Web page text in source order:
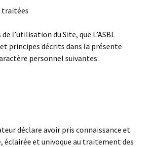
traitées
l’utilisation du Site, que L’ASBL
principes décrits dans la présente
personnel suivantes:
déclare avoir pris connaissance et
éclairée et univoque au traitement des